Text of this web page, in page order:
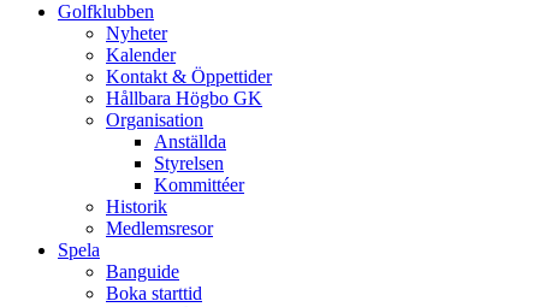
Golfklubben
Nyheter
Kalender
Kontakt & Öppettider
Hållbara Högbo GK
Organisation
Anställda
Styrelsen
Kommittéer
Historik
Medlemsresor
Spela
Banguide
Boka starttid